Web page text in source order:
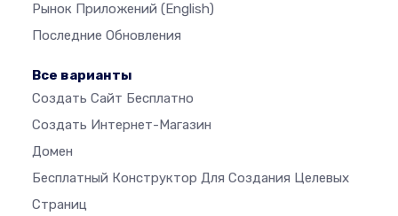
Рынок Приложений (English)
Последние Обновления
Все варианты
Создать Сайт Бесплатно
Создать Интернет-Магазин
Домен
Бесплатный Конструктор Для Создания Целевых
Страниц